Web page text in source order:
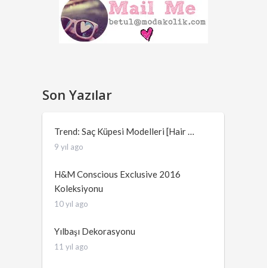
Son Yazılar
Trend: Saç Küpesi Modelleri [Hair …
9 yıl ago
H&M Conscious Exclusive 2016
Koleksiyonu
10 yıl ago
Yılbaşı Dekorasyonu
11 yıl ago